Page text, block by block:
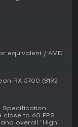
starken Wert
loben die
Welt,
Progression. Als
eignet es
statt epischer
Sci-Fi-
Zeitaufwand.
equivalent / AMD
RX 5700 (8192
Specification
close to 60 FPS
overall “High”